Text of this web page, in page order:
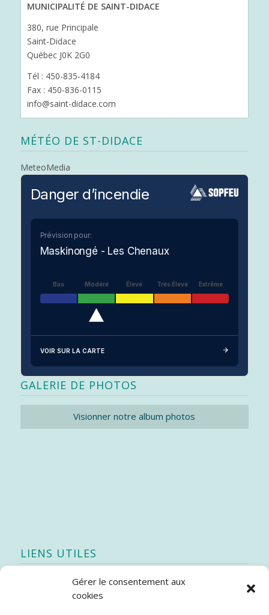
Gérer le consentement aux
cookies
MUNICIPALITÉ DE SAINT-DIDACE
380, rue Principale
Saint-Didace
Québec J0K 2G0
Tél : 450-835-4184
Fax : 450-836-0115
info@saint-didace.com
MÉTÉO DE ST-DIDACE
MeteoMedia
Danger d’incendie
Prévision pour:
Maskinongé - Les Chenaux
Bas Modéré Élevé Très Élevé Extrême
VOIR SUR LA CARTE
GALERIE DE PHOTOS
Visionner notre album photos
LIENS UTILES
Quoi de neuf